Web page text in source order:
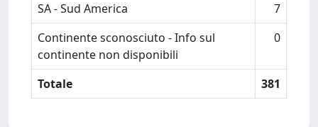
SA - Sud America
7
Continente sconosciuto - Info sul
continente non disponibili
0
Totale 381